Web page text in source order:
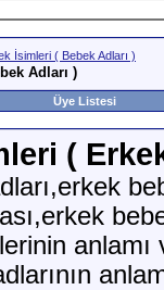
İsimleri ( Bebek Adları )
Adları )
Üye Listesi
(